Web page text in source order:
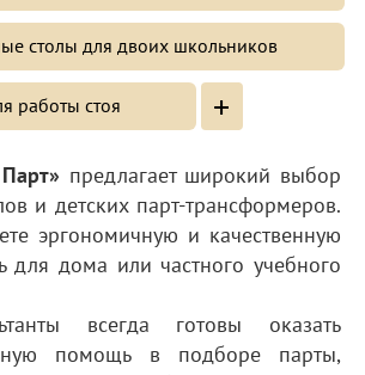
столы для двоих школьников
работы стоя +
предлагает широкий выбор
и детских парт-трансформеров.
эргономичную и качественную
для дома или частного учебного
всегда готовы оказать
помощь в подборе парты,